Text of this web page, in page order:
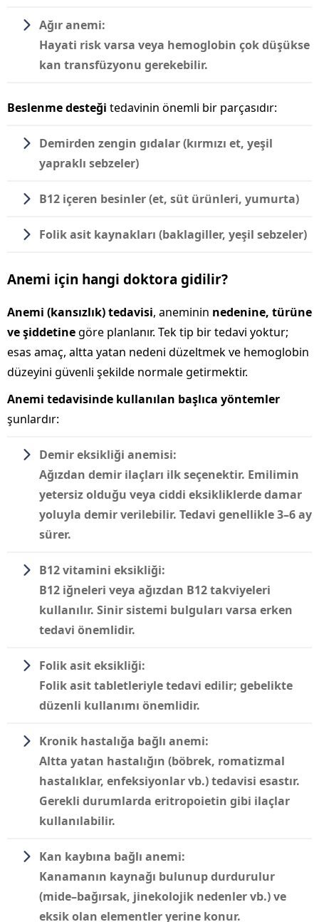
Ağır anemi:
Hayati risk varsa veya hemoglobin çok düşükse
kan transfüzyonu gerekebilir.
Beslenme desteği tedavinin önemli bir parçasıdır:
Demirden zengin gıdalar (kırmızı et, yeşil
yapraklı sebzeler)
B12 içeren besinler (et, süt ürünleri, yumurta)
Folik asit kaynakları (baklagiller, yeşil sebzeler)
Anemi için hangi doktora gidilir?
Anemi (kansızlık) tedavisi, aneminin nedenine, türüne
ve şiddetinegöre planlanır. Tek tip bir tedavi yoktur;
esas amaç, altta yatan nedeni düzeltmek ve hemoglobin
düzeyini güvenli şekilde normale getirmektir.
Anemi tedavisinde kullanılan başlıca yöntemler
şunlardır:
Demir eksikliği anemisi:
Ağızdan demir ilaçları ilk seçenektir. Emilimin
yetersiz olduğu veya ciddi eksikliklerde damar
yoluyla demir verilebilir. Tedavi genellikle 3–6 ay
sürer.
B12 vitamini eksikliği:
B12 iğneleri veya ağızdan B12 takviyeleri
kullanılır. Sinir sistemi bulguları varsa erken
tedavi önemlidir.
Folik asit eksikliği:
Folik asit tabletleriyle tedavi edilir; gebelikte
düzenli kullanımı önemlidir.
Kronik hastalığa bağlı anemi:
Altta yatan hastalığın (böbrek, romatizmal
hastalıklar, enfeksiyonlar vb.) tedavisi esastır.
Gerekli durumlarda eritropoietin gibi ilaçlar
kullanılabilir.
Kan kaybına bağlı anemi:
Kanamanın kaynağı bulunup durdurulur
(mide–bağırsak, jinekolojik nedenler vb.) ve
eksik olan elementler yerine konur.